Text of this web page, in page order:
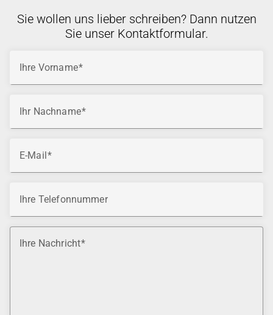
Sie wollen uns lieber schreiben? Dann nutzen
Sie unser Kontaktformular.
Ihre Vorname
Ihr Nachname
E-Mail
Ihre Telefonnummer
Ihre Nachricht